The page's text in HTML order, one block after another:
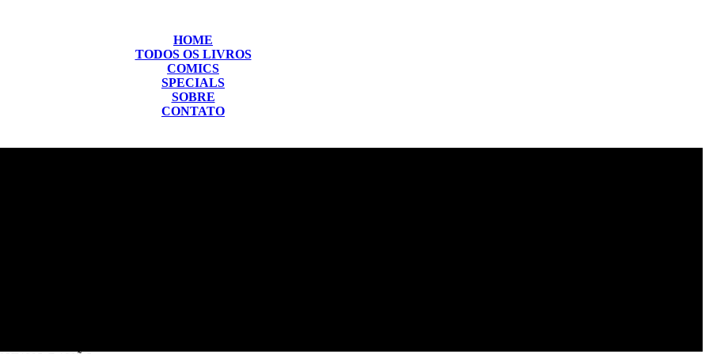
HOME
TODOS OS LIVROS
COMICS
SPECIALS
SOBRE
CONTATO